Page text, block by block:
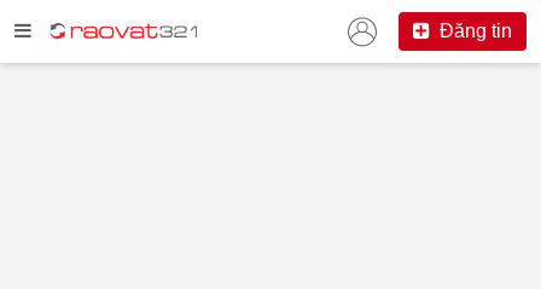
Đăng tin